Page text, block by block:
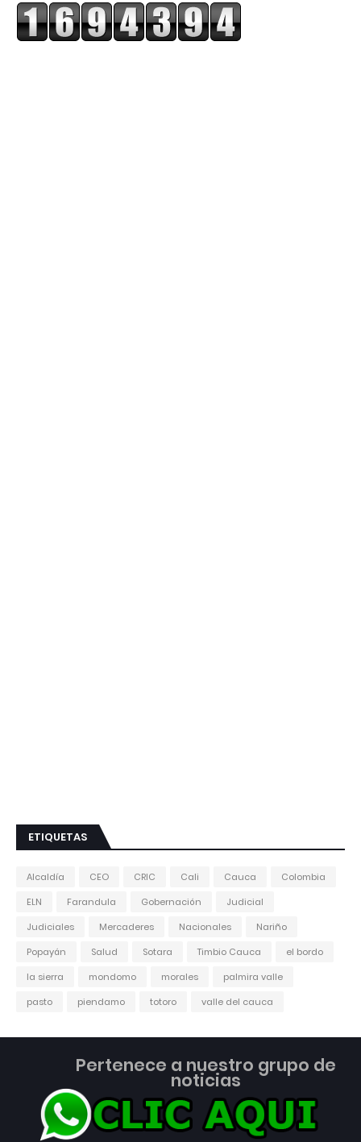
ETIQUETAS
Alcaldía CEO CRIC Cali Cauca
Colombia
ELN
Farandula Gobernación
Judicial
Judiciales
Mercaderes Nacionales
Nariño
Popayán
Salud Sotara Timbio Cauca
el bordo
la sierra
mondomo morales
palmira valle
pasto
piendamo totoro valle del cauca
Pertenece a nuestro grupo de
noticias